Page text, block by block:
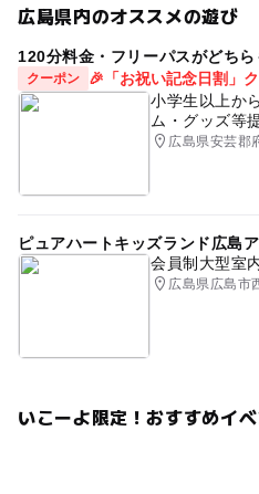
予約ページ
予約はこちらから
タグ
福山市 参加無料 お誕生
成長記録 赤ちゃん連れ
広島県内のオススメの遊び
120分料金・フリーパスがどち
クーポン
🎉「お祝い記念日割」
小学生以上か
ム・グッズ等
広島県安芸郡
ピュアハートキッズランド広島
会員制大型室
広島県広島市
いこーよ限定！おすすめイ